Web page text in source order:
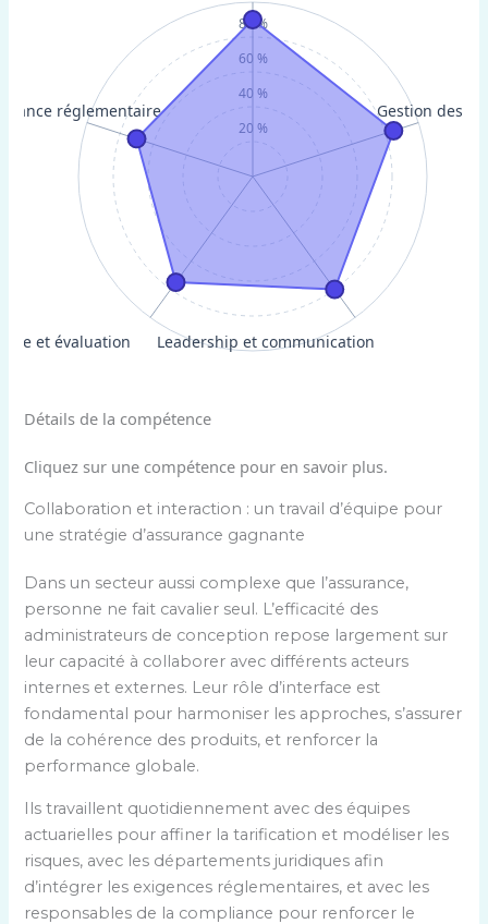
20 %
40 %
60 %
80 %
Gestion des
Leadership et communication
et évaluation
réglementaire
Détails de la compétence
Cliquez sur une compétence pour en savoir plus.
Collaboration et interaction : un travail d’équipe pour
une stratégie d’assurance gagnante
Dans un secteur aussi complexe que l’assurance,
personne ne fait cavalier seul. L’efficacité des
administrateurs de conception repose largement sur
leur capacité à collaborer avec différents acteurs
internes et externes. Leur rôle d’interface est
fondamental pour harmoniser les approches, s’assurer
de la cohérence des produits, et renforcer la
performance globale.
Ils travaillent quotidiennement avec des équipes
actuarielles pour affiner la tarification et modéliser les
risques, avec les départements juridiques afin
d’intégrer les exigences réglementaires, et avec les
responsables de la compliance pour renforcer le